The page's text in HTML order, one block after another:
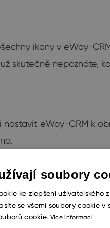
ikony v eWay-
skutečně nepoznáte,
eWay-CRM k
z našich dlouhodobě
PC, na cestách
soubory
ke zlepšení uživatelského
se všemi soubory cookie v
cookie. Více informací